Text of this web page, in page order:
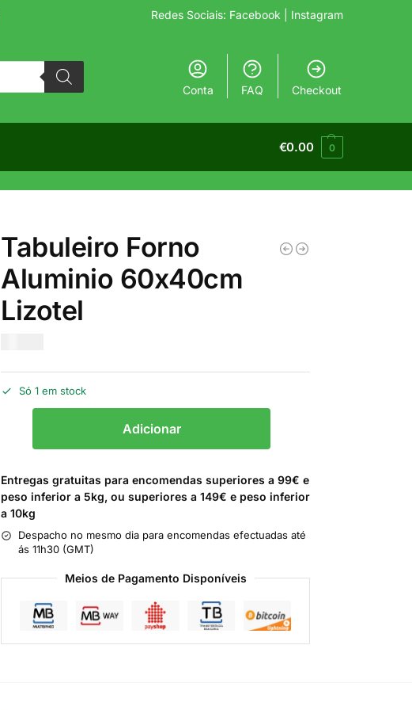
Redes Sociais: Facebook | Instagram
Conta FAQ Checkout
€0.00 0
Tabuleiro Forno
Aluminio 60x40cm
Lizotel
Só 1 em stock
Adicionar
Entregas gratuitas para encomendas superiores a 99€ e
peso inferior a 5kg, ou superiores a 149€ e peso inferior
a 10kg
Despacho no mesmo dia para encomendas efectuadas até
ás 11h30 (GMT)
Meios de Pagamento Disponíveis